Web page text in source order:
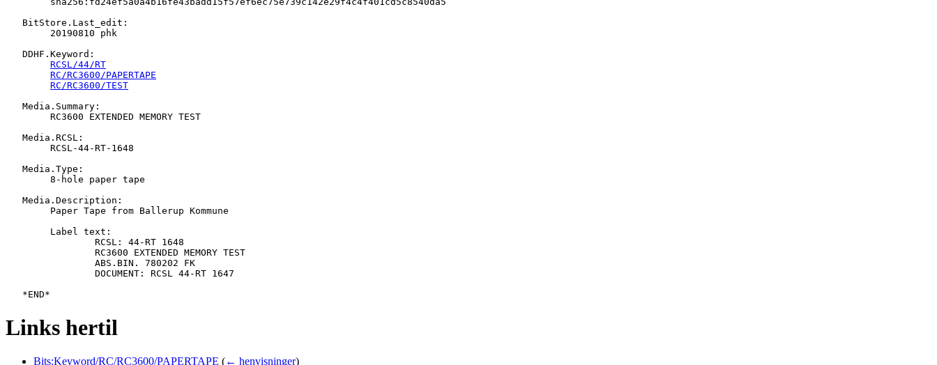
   BitStore.Last_edit:
   DDHF.Keyword:
RCSL/44/RT
RC/RC3600/PAPERTAPE
RC/RC3600/TEST
   Media.Summary:
   Media.RCSL:
   Media.Type:
   Media.Description:
Links hertil
Bits:Keyword/RC/RC3600/PAPERTAPE (← henvisninger)